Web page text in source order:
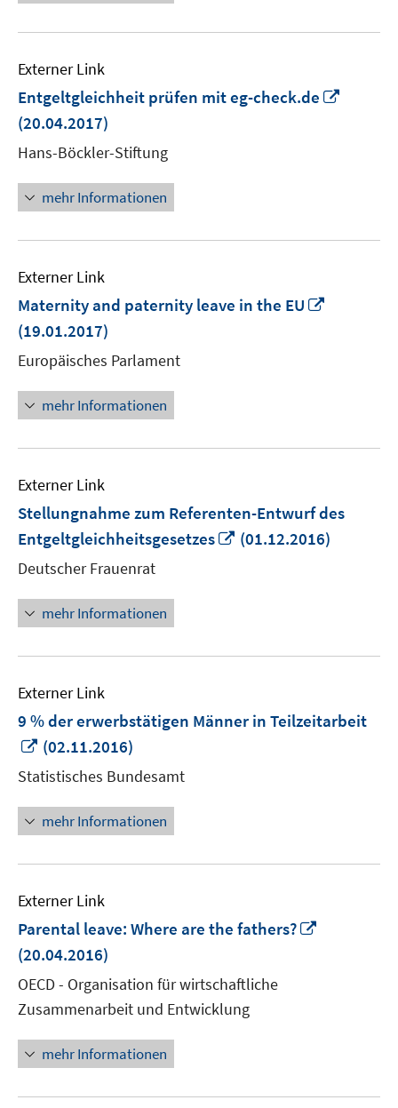
Externer Link
Entgeltgleichheit prüfen mit eg-check.de
(20.04.2017)
Hans-Böckler-Stiftung
mehr Informationen
Externer Link
Maternity and paternity leave in the EU
(19.01.2017)
Europäisches Parlament
mehr Informationen
Externer Link
Stellungnahme zum Referenten-Entwurf des
Entgeltgleichheitsgesetzes
In
(01.12.2016)
Deutscher Frauenrat
mehr Informationen
Externer Link
9 % der erwerbstätigen Männer in Teilzeitarbeit
In
neuem
Fenster
öffnen
(02.11.2016)
Statistisches Bundesamt
mehr Informationen
Externer Link
Parental leave: Where are the fathers?
(20.04.2016)
OECD - Organisation für wirtschaftliche
Zusammenarbeit und Entwicklung
mehr Informationen